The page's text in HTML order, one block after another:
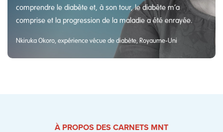
comprendre le diabète et, à son tour, le diabète m’a
comprise et la progression de la maladie a été enrayée.
Nkiruka Okoro, expérience vécue de diabète, Royaume-Uni
À PROPOS DES CARNETS MNT